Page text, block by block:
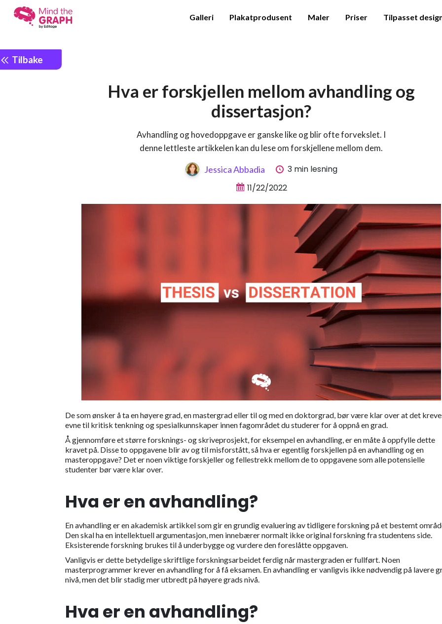
Galleri Plakatprodusent Maler Priser Tilpasset
Tilbake
Hva er forskjellen mellom avhandling og
dissertasjon?
Avhandling og hovedoppgave er ganske like og blir ofte forvekslet. I
denne lettleste artikkelen kan du lese om forskjellene mellom dem.
Jessica Abbadia
3 min lesning
11/22/2022
De som ønsker å ta en høyere grad, en mastergrad eller til og med en doktorgrad, bør være klar over at det
evne til kritisk tenkning og spesialkunnskaper innen fagområdet du studerer for å oppnå en grad.
Å gjennomføre et større forsknings- og skriveprosjekt, for eksempel en avhandling, er en måte å oppfylle dette
kravet på. Disse to oppgavene blir av og til misforstått, så hva er egentlig forskjellen på en avhandling og en
masteroppgave? Det er noen viktige forskjeller og fellestrekk mellom de to oppgavene som alle potensielle
studenter bør være klar over.
Hva er en avhandling?
En avhandling er en akademisk artikkel som gir en grundig evaluering av tidligere forskning på et bestemt
Den skal ha en intellektuell argumentasjon, men innebærer normalt ikke original forskning fra studentens side.
Eksisterende forskning brukes til å underbygge og vurdere den foreslåtte oppgaven.
Vanligvis er dette betydelige skriftlige forskningsarbeidet ferdig når mastergraden er fullført. Noen
masterprogrammer krever en avhandling for å få eksamen. En avhandling er vanligvis ikke nødvendig på lavere
nivå, men det blir stadig mer utbredt på høyere grads nivå.
Hva er en avhandling?